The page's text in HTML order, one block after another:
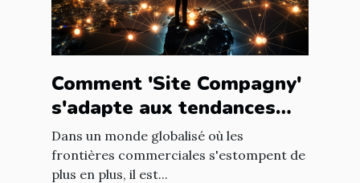
Comment 'Site Compagny'
s'adapte aux tendances
internationales du marché
en ligne
Dans un monde globalisé où les
frontières commerciales s'estompent de
plus en plus, il est...